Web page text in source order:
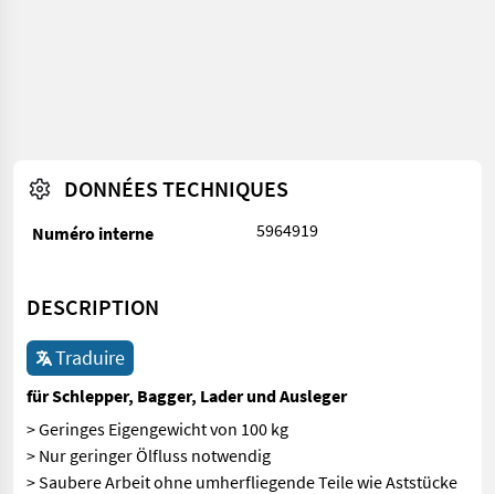
DONNÉES TECHNIQUES
Numéro interne 5964919
DESCRIPTION
Traduire
für Schlepper, Bagger, Lader und Ausleger
> Geringes Eigengewicht von 100 kg
> Nur geringer Ölfluss notwendig
> Saubere Arbeit ohne umherfliegende Teile wie Aststücke